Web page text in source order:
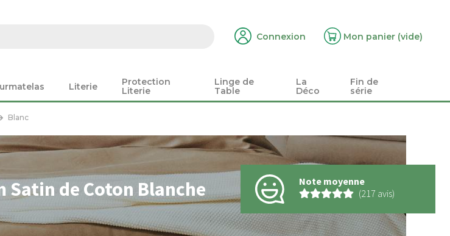
Connexion Mon panier (vide)
Literie
Protection
Literie
Linge de
Table
La
Déco
Fin de
série
Blanc
Satin de Coton Blanche
Note moyenne
(217 avis)